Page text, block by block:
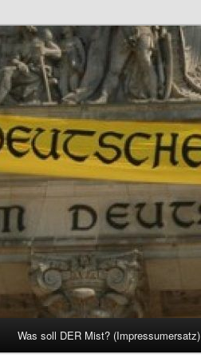
Was soll DER Mist? (Impressumersatz)